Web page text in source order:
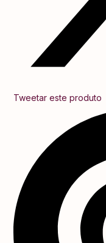
Tweetar este produto